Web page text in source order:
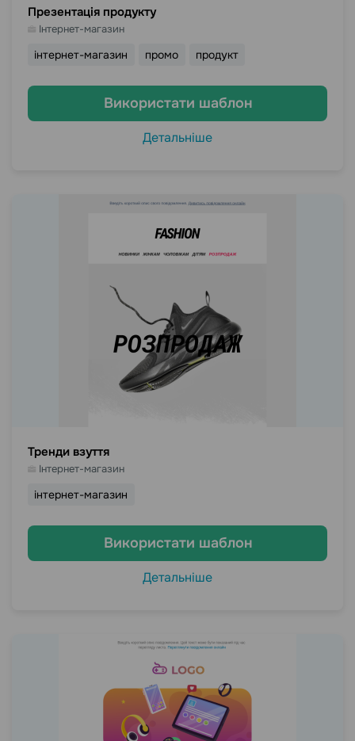
Презентація продукту
Інтернет-магазин
інтернет-магазин промо продукт
Використати шаблон
Детальніше
Тренди взуття
Інтернет-магазин
інтернет-магазин
Використати шаблон
Детальніше